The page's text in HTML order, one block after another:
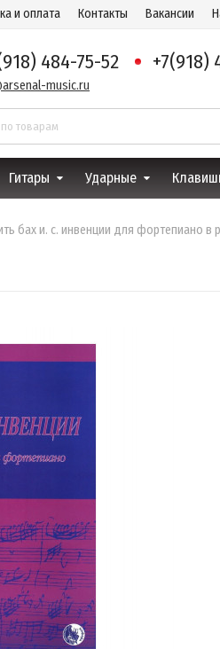
и оплата Контакты Вакансии
484-75-52 +7(918)
music.ru
Гитары Ударные
бах и. с. инвенции для фортепиано в